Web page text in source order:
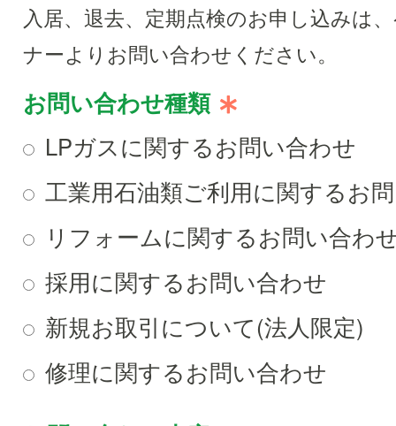
入居、退去、定期点検のお申し込みは
ナーよりお問い合わせください。
お問い合わせ種類
LPガスに関するお問い合わせ
工業用石油類ご利用に関するお
リフォームに関するお問い合わ
採用に関するお問い合わせ
新規お取引について(法人限定)
修理に関するお問い合わせ